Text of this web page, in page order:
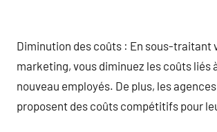
Diminution des coûts : En sous-traitant
marketing, vous diminuez les coûts liés
nouveau employés. De plus, les
proposent des coûts compétitifs pour